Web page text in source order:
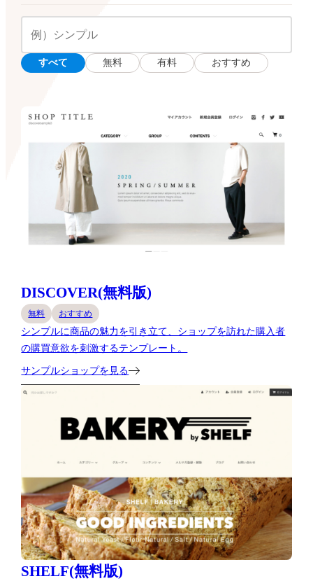
すべて 無料 有料 おすすめ
DISCOVER(無料版)
無料 おすすめ
シンプルに商品の魅力を引き立て、ショップを訪れた購入者
の購買意欲を刺激するテンプレート。
サンプルショップを見る
SHELF(無料版)